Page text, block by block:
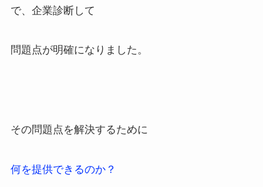
で、企業診断して
問題点が明確になりました。
その問題点を解決するために
何を提供できるのか？